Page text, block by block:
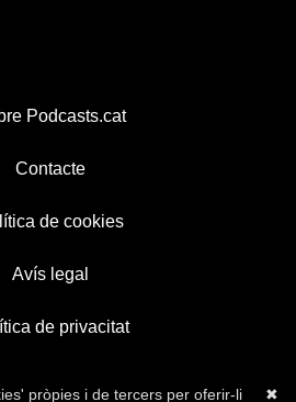
Podcasts.cat
Contacte
de cookies
Avís legal
de privacitat
✖
pròpies i de tercers per oferir-li